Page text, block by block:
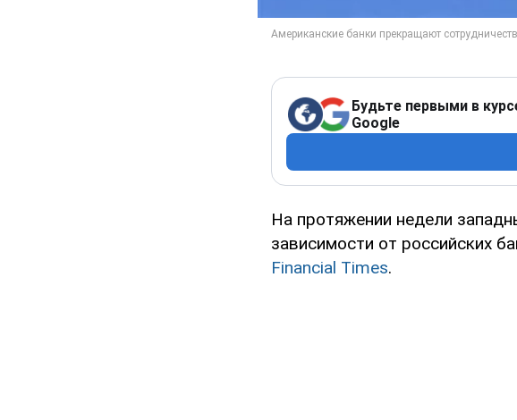
Будьте первыми в
Google
На протяжении недели
зависимости от российских
Financial Times.